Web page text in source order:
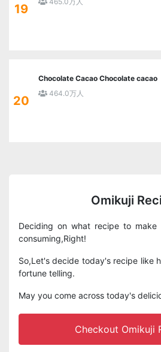
19
20
Chocolate Cacao Chocolate cacao
464.0万人
Omikuji
Deciding on what recipe to
consuming,Right!
So,Let's decide today's recipe like
fortune telling.
May you come across today's
Checkout Omikuji